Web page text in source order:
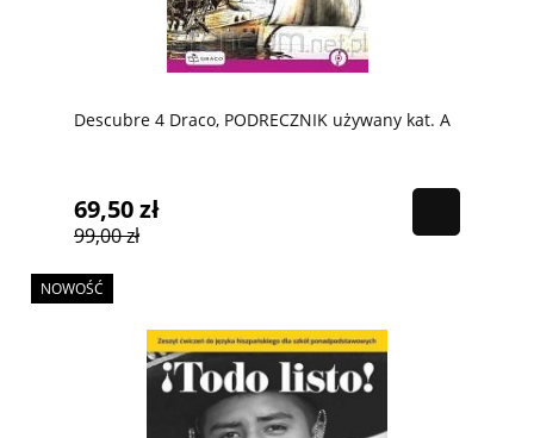
Descubre 4 Draco, PODRECZNIK używany kat. A
69,50 zł
99,00 zł
NOWOŚĆ